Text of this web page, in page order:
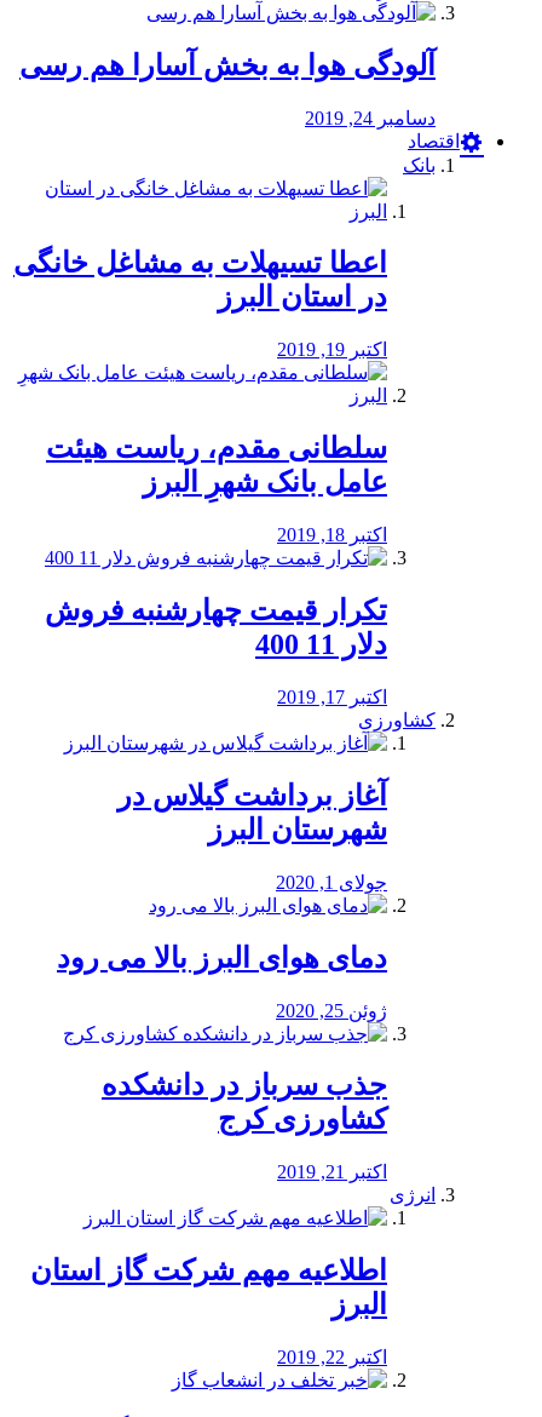
آلودگی هوا به بخش آسارا هم رسی
دسامبر 24, 2019
اقتصاد
بانک
️اعطا تسیهلات به مشاغل خانگی
در استان البرز
اکتبر 19, 2019
سلطانی مقدم، ریاست هیئت
عامل بانک شهرِ البرز
اکتبر 18, 2019
تکرار قیمت چهارشنبه فروش
دلار 11 400
اکتبر 17, 2019
کشاورزی
آغاز برداشت گیلاس در
شهرستان البرز
جولای 1, 2020
دمای هوای البرز بالا می رود
ژوئن 25, 2020
جذب سرباز در دانشکده
کشاورزی کرج
اکتبر 21, 2019
انرژی
️اطلاعیه مهم شرکت گاز استان
البرز
اکتبر 22, 2019